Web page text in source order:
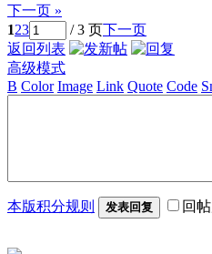
下一页 »
123 / 3 页下一页
返回列表
高级模式
B Color Image Link Quote Code
本版积分规则 发表回复 回